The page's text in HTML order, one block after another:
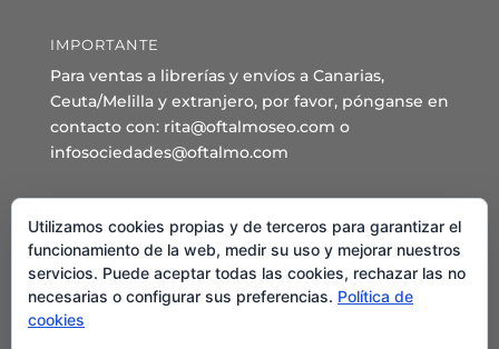
IMPORTANTE
Para ventas a librerías y envíos a Canarias,
Ceuta/Melilla y extranjero, por favor, pónganse en
contacto con: rita@oftalmoseo.com o
infosociedades@oftalmo.com
Sede Administrativa y Secretaría General
C/ Arcipreste de Hita 14 – 1º Derecha.
28015 – Madrid
Teléfono: 91 544 80 35 - 91 544 58 79
Mail:
Utilizamos cookies propias y de terceros para garantizar el
funcionamiento de la web, medir su uso y mejorar nuestros
servicios. Puede aceptar todas las cookies, rechazar las no
necesarias o configurar sus preferencias. Política de
cookies